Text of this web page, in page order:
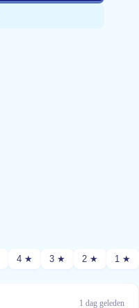
4 ★ 3 ★ 2 ★ 1 ★
1 dag geleden